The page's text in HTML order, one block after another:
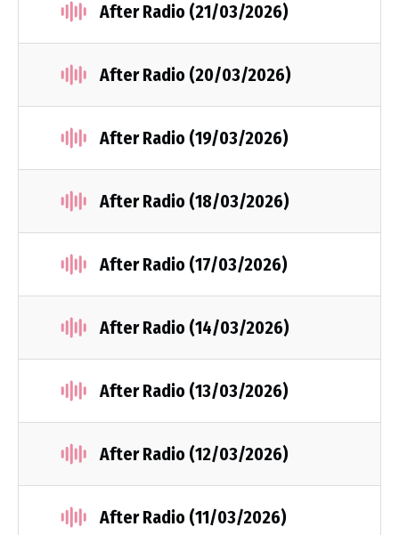
After Radio (21/03/2026)
After Radio (20/03/2026)
After Radio (19/03/2026)
After Radio (18/03/2026)
After Radio (17/03/2026)
After Radio (14/03/2026)
After Radio (13/03/2026)
After Radio (12/03/2026)
After Radio (11/03/2026)